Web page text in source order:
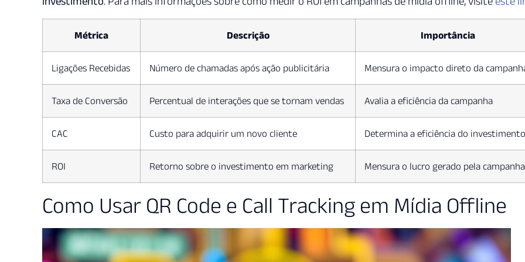
Métrica Descrição Importância
Ligações Recebidas Número de chamadas após ação publicitária Mensura o impacto direto da
Taxa de Conversão Percentual de interações que se tornam vendas Avalia a eficiência da campanha
CAC Custo para adquirir um novo cliente Determina a eficiência do investimento
ROI Retorno sobre o investimento em marketing Mensura o lucro gerado pela campanha
Como Usar QR Code e Call Tracking em Mídia Offline